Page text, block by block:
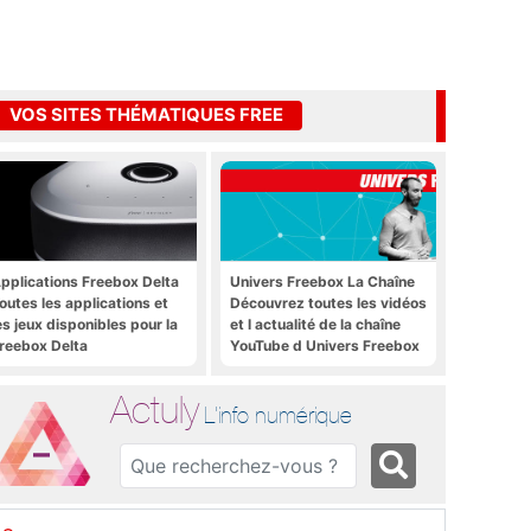
VOS SITES THÉMATIQUES FREE
Freebox Delta
les applications et
jeux disponibles pour la
Delta
Univers Freebox La Chaîne
Découvrez toutes les vidéos
et l actualité de la chaîne
YouTube d Univers Freebox
Actuly L'info numérique